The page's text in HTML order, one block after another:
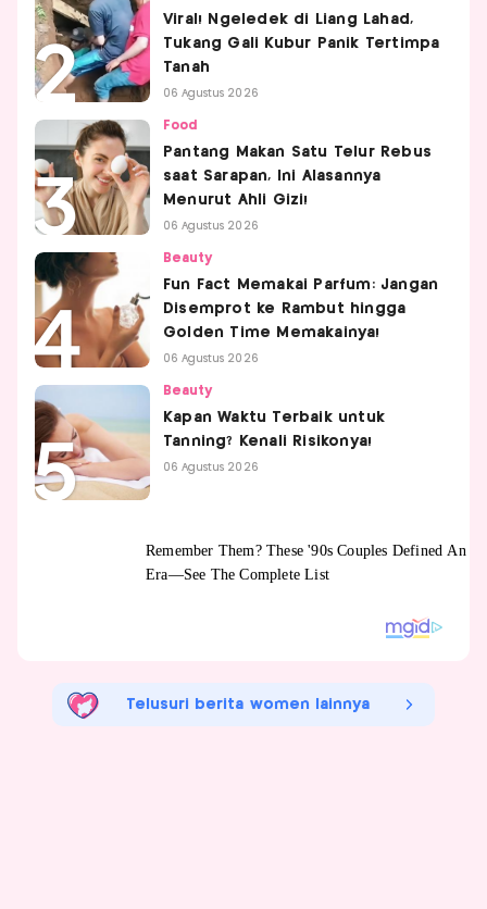
Viral! Ngeledek di Liang Lahad,
Tukang Gali Kubur Panik Tertimpa
Tanah
06 Agustus 2026
Food
Pantang Makan Satu Telur Rebus
saat Sarapan, Ini Alasannya
Menurut Ahli Gizi!
06 Agustus 2026
Beauty
Fun Fact Memakai Parfum: Jangan
Disemprot ke Rambut hingga
Golden Time Memakainya!
06 Agustus 2026
Beauty
Kapan Waktu Terbaik untuk
Tanning? Kenali Risikonya!
06 Agustus 2026
Telusuri berita women lainnya